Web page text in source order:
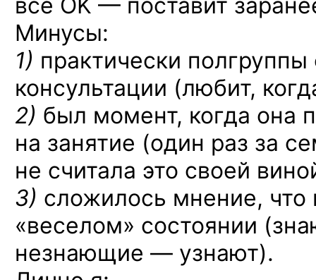
Минусы:
1) практически
консультации (любит,
2) был момент, когда она
на занятие (один раз за
не считала это своей
3) сложилось мнение,
«веселом» состоянии
незнающие — узнают).